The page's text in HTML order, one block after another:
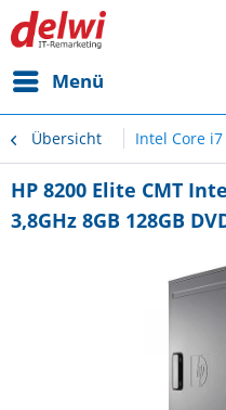
Menü
Übersicht Intel Core i7
HP 8200 Elite CMT
3,8GHz 8GB 128GB